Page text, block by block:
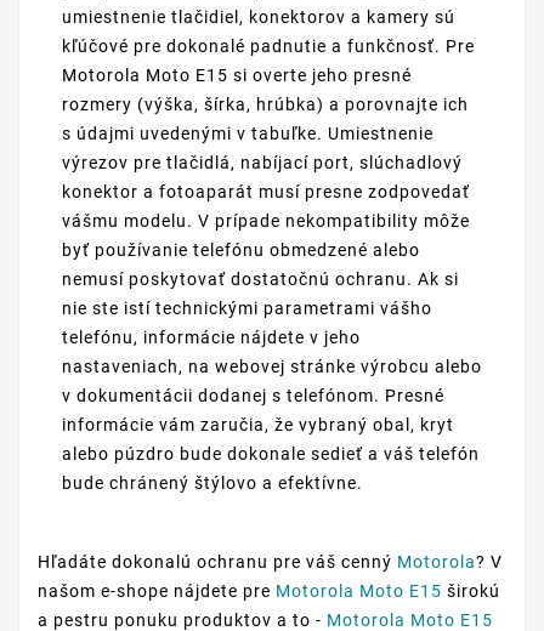
umiestnenie tlačidiel, konektorov a kamery sú
kľúčové pre dokonalé padnutie a funkčnosť. Pre
Motorola Moto E15 si overte jeho presné
rozmery (výška, šírka, hrúbka) a porovnajte ich
s údajmi uvedenými v tabuľke. Umiestnenie
výrezov pre tlačidlá, nabíjací port, slúchadlový
konektor a fotoaparát musí presne zodpovedať
vášmu modelu. V prípade nekompatibility môže
byť používanie telefónu obmedzené alebo
nemusí poskytovať dostatočnú ochranu. Ak si
nie ste istí technickými parametrami vášho
telefónu, informácie nájdete v jeho
nastaveniach, na webovej stránke výrobcu alebo
v dokumentácii dodanej s telefónom. Presné
informácie vám zaručia, že vybraný obal, kryt
alebo púzdro bude dokonale sedieť a váš telefón
bude chránený štýlovo a efektívne.
Hľadáte dokonalú ochranu pre váš cenný Motorola? V
našom e-shope nájdete pre Motorola Moto E15 širokú
a pestru ponuku produktov a to - Motorola Moto E15